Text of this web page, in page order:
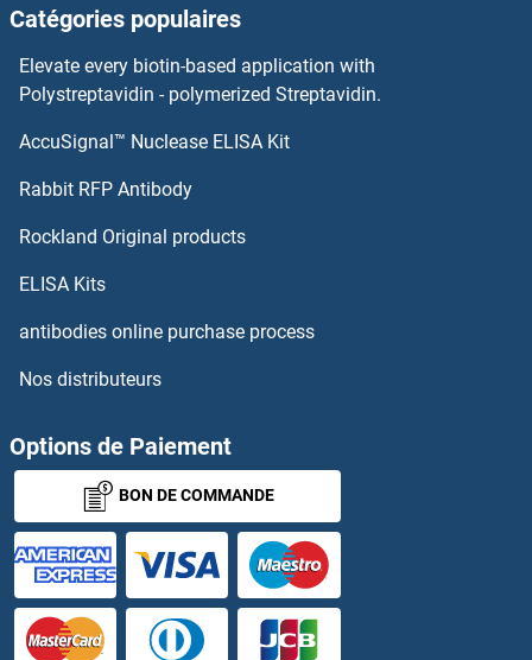
ADRB3 Anticorps
ADRB1 Anticorps
Adracalin Anticorps
AFG3L2 Anticorps
AFMID Anticorps
AFT1 Anticorps
Aftiphilin Anticorps
AGA Anticorps
AGAP1 Anticorps
Catégories populaires
Elevate every biotin-based application with
Polystreptavidin - polymerized Streptavidin.
AccuSignal™ Nuclease ELISA Kit
Rabbit RFP Antibody
Rockland Original products
ELISA Kits
antibodies online purchase process
Nos distributeurs
Options de Paiement
BON DE COMMANDE